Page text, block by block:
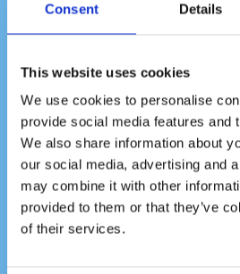
Consent Details
This website uses cookies
We use cookies to personalise
provide social media features and
We also share information about
our social media, advertising and
may combine it with other
provided to them or that they’ve
of their services.
Som en del av Region
erbjuder simskola för alla åldrar,
relationen till träning vilket
liv.
Som certifierad FaR-ledare har
utbildning som kräver kunskap,
förmåga att arbeta med
Vi erbjuder: